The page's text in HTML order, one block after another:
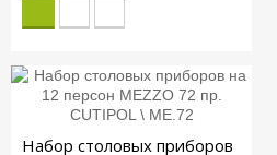
Набор столовых приборов